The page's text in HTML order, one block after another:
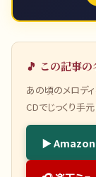
🎵 この記事
あの頃のメロディ
CDでじっくり手
▶ Amazon